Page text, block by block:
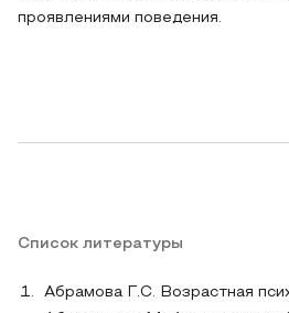
проявлениями поведения.
Список литературы
Абрамова Г.С. Возрастная